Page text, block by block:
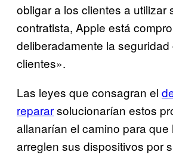
obligar a los clientes a utilizar
contratista, Apple está
deliberadamente la seguridad
clientes».
Las leyes que consagran el
repararsolucionarían estos
allanarían el camino para que
arreglen sus dispositivos por